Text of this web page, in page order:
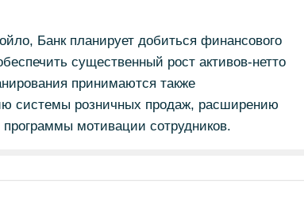
Банк планирует добиться финансового
существенный рост активов-нетто
принимаются также
системы розничных продаж, расширению
мотивации сотрудников.